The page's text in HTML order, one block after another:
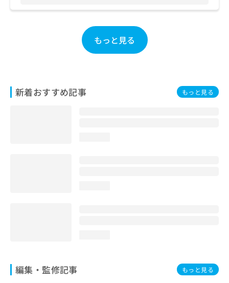
もっと見る
新着おすすめ記事 もっと見る
編集・監修記事 もっと見る